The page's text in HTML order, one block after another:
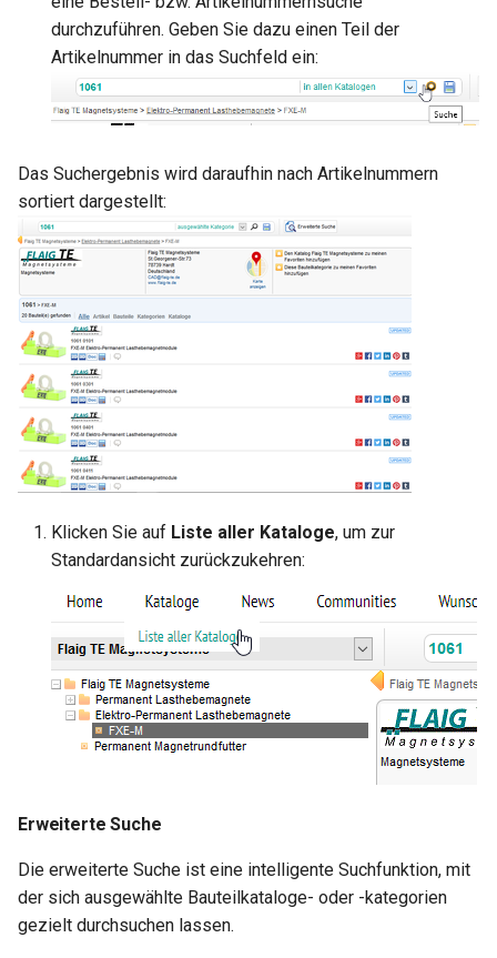
durchzuführen. Geben Sie dazu einen Teil der
Artikelnummer in das Suchfeld ein:
Das Suchergebnis wird daraufhin nach Artikelnummern
sortiert dargestellt:
Klicken Sie auf Liste aller Kataloge, um zur
Standardansicht zurückzukehren:
Erweiterte Suche
Die erweiterte Suche ist eine intelligente Suchfunktion, mit
der sich ausgewählte Bauteilkataloge- oder -kategorien
gezielt durchsuchen lassen.